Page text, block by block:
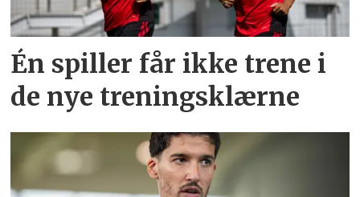
Én spiller får ikke trene i
de nye treningsklærne